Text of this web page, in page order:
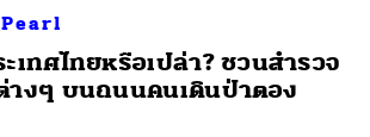
เทศไทยหรือเปล่า? ชวนสำรวจ
างๆ บนถนนคนเดินป่าตอง